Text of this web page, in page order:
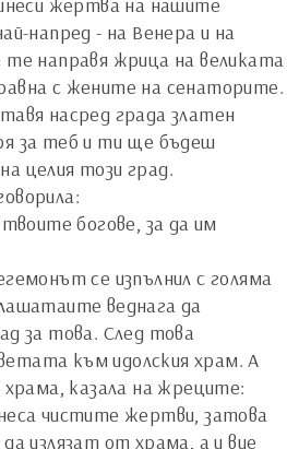
напред - на Венера и на
направя жрица на великата
с жените на сенаторите.
насред града златен
за теб и ти ще бъдеш
целия този град.
богове, за да им
се изпълнил с голяма
веднага да
за това. След това
към идолския храм. А
храма, казала на жреците:
чистите жертви, затова
излязат от храма, а и вие